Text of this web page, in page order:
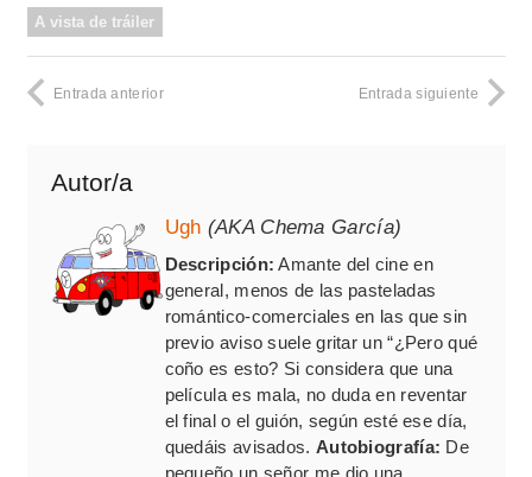
A vista de tráiler
Entrada anterior Entrada siguiente
Autor/a
Ugh (AKA Chema García)
Descripción: Amante del cine en
general, menos de las pasteladas
romántico-comerciales en las que sin
previo aviso suele gritar un “¿Pero qué
coño es esto? Si considera que una
película es mala, no duda en reventar
el final o el guión, según esté ese día,
quedáis avisados. Autobiografía: De
pequeño un señor me dio una